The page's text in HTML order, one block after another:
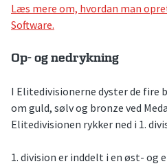
Læs mere om, hvordan man
Software.
Op- og nedrykning
I Elitedivisionerne dyster de fire
om guld, sølv og bronze ved
Elitedivisionen rykker ned i 1.
1. division er inddelt i en øst- og